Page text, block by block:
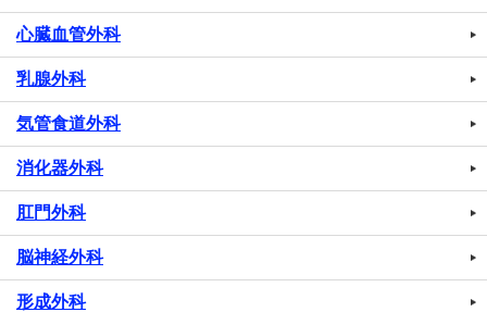
心臓血管外科
乳腺外科
気管食道外科
消化器外科
肛門外科
脳神経外科
形成外科